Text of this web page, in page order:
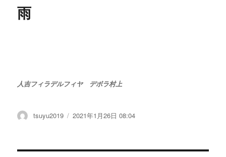
雨
人吉フィラデルフィヤ デボラ村上
投
tsuyu2019
投
2021年1月26日 08:04